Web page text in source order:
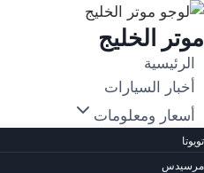
التجاوز
إلى
المحتوى
موتر الخليج
الرئيسية
أخبار السيارات
أسعار ومعلومات
تويوتا
مرسيدس